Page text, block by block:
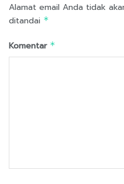
Alamat email Anda tidak
ditandai *
Komentar *